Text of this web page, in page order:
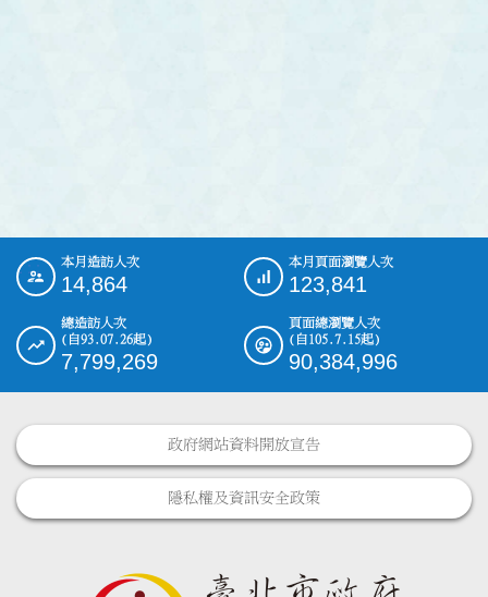
::: 本月造訪人次
14,864
本月頁面瀏覽人次
123,841
總造訪人次
(自93.07.26起)
7,799,269
頁面總瀏覽人次
(自105.7.15起)
90,384,996
政府網站資料開放宣告
隱私權及資訊安全政策